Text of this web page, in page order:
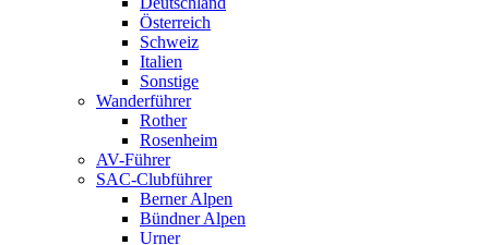
Österreich
Schweiz
Italien
Sonstige
Wanderführer
Rother
Rosenheim
AV-Führer
SAC-Clubführer
Berner Alpen
Bündner Alpen
Urner